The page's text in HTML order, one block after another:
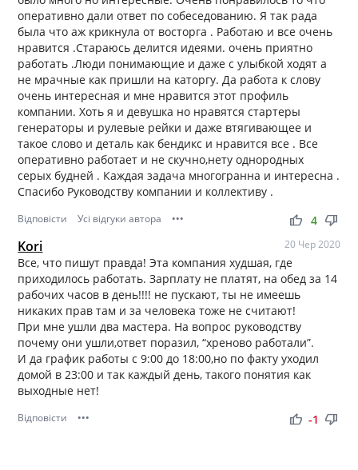
оперативно дали ответ по собеседованию. Я так рада
была что аж крикнула от восторга . Работаю и все очень
нравится .Стараюсь делится идеями. очень приятно
работать .Люди понимающие и даже с улыбкой ходят а
не мрачные как пришли на каторгу. Да работа к слову
очень интересная и мне нравится этот профиль
компании. Хоть я и девушка но нравятся стартеры
генераторы и рулевые рейки и даже втягивающее и
такое слово и деталь как бендикс и нравится все . Все
оперативно работает и не скучно,нету однородных
серых будней . Каждая задача многогранна и интересна .
Спасибо Руководству компании и коллективу .
Відповісти Усі відгуки автора ••• thumb_up thumb_down
4
Kori 20 Чер 2020
Все, что пишут правда! Эта компания худшая, где
приходилось работать. Зарплату не платят, на обед за 14
рабочих часов в день!!!! не пускают, ты не имеешь
никаких прав там и за человека тоже не считают!
При мне ушли два мастера. На вопрос руководству
почему они ушли,ответ поразил, “хреново работали”.
И да график работы с 9:00 до 18:00,но по факту уходил
домой в 23:00 и так каждый день, такого понятия как
выходные нет!
Відповісти ••• thumb_up thumb_down
-1